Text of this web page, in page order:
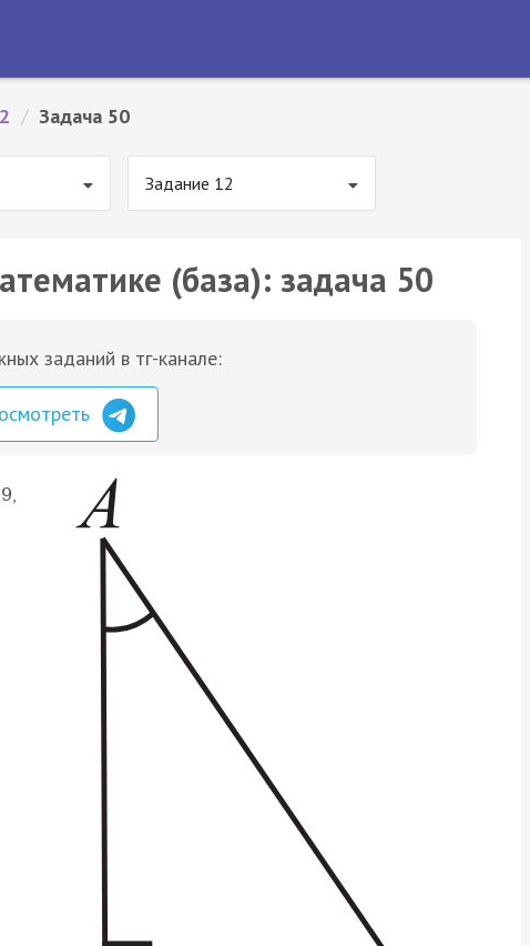
/ Задача 50
Задание 12
(база): задача 50
заданий в тг-канале:
9